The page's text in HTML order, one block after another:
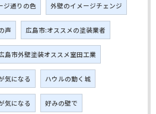
ジ通りの色 外壁のイメージチェンジ
声 広島市:オススメの塗装業者
島市外壁塗装オススメ室田工業
気になる ハウルの動く城
気になる 好みの壁で